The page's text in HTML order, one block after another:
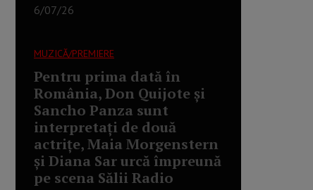
6/07/26
MUZICĂ/PREMIERE
Pentru prima dată în
România, Don Quijote și
Sancho Panza sunt
interpretați de două
actrițe, Maia Morgenstern
și Diana Sar urcă împreună
pe scena Sălii Radio